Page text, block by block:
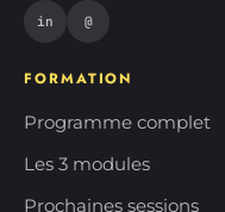
in @
FORMATION
Programme complet
Les 3 modules
Prochaines sessions